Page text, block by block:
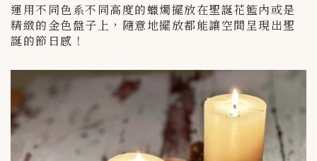
運用不同色系不同高度的蠟燭擺放在聖誕花籃內或是
精緻的金色盤子上，隨意地擺放都能讓空間呈現出聖
誕的節日感！